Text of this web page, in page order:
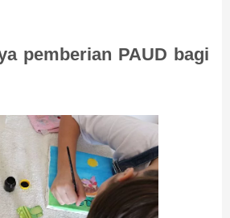
pemberian PAUD bagi